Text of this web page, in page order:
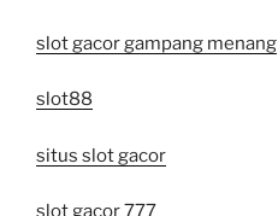
slot gacor gampang menang
slot88
situs slot gacor